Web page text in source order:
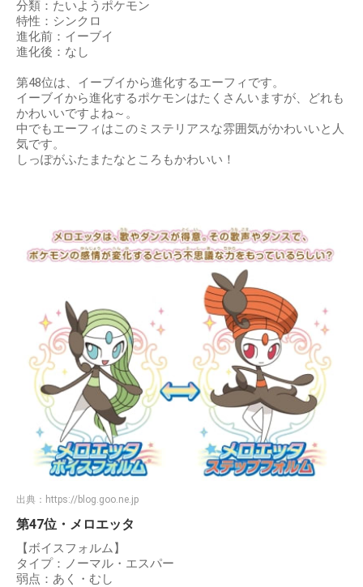
分類：たいようポケモン
特性：シンクロ
進化前：イーブイ
進化後：なし
第48位は、イーブイから進化するエーフィです。
イーブイから進化するポケモンはたくさんいますが、どれも
かわいいですよね～。
中でもエーフィはこのミステリアスな雰囲気がかわいいと人
気です。
しっぽがふたまたなところもかわいい！
出典： https://blog.goo.ne.jp
第47位・メロエッタ
【ボイスフォルム】
タイプ：ノーマル・エスパー
弱点：あく・むし